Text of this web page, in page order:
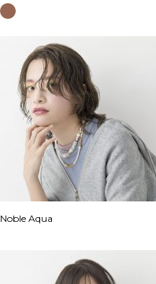
Noble Aqua